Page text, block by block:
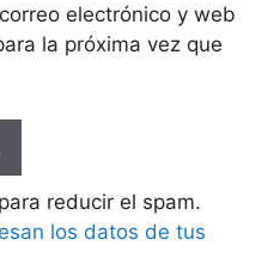
electrónico y web
la próxima vez que
reducir el spam.
los datos de tus